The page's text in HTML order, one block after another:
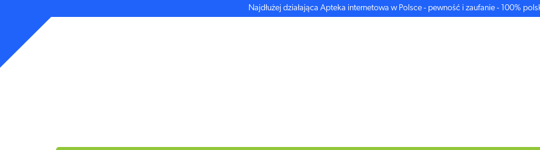
Najdłużej działająca Apteka internetowa w Polsce - pewność i zaufanie - 100%